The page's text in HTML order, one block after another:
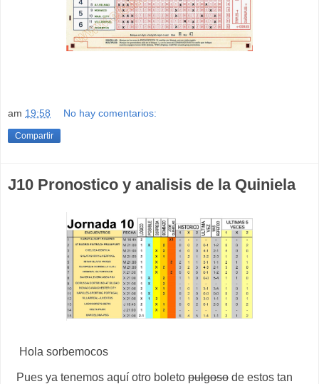
am 19:58 No hay comentarios:
Compartir
J10 Pronostico y analisis de la Quiniela
Hola sorbemocos
Pues ya tenemos aquí otro boleto pulgoso de estos tan